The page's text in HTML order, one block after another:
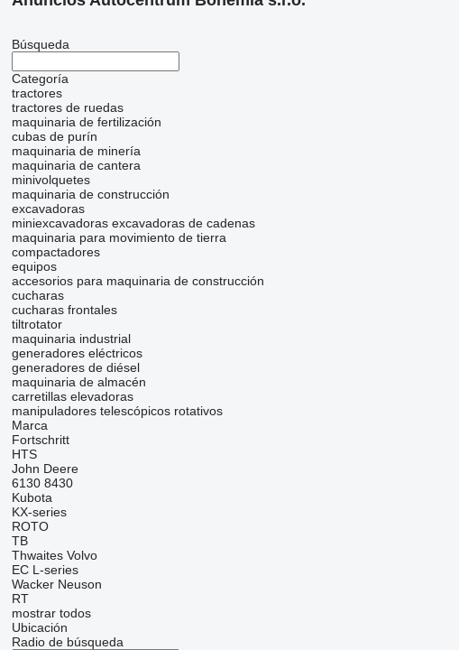
Búsqueda
Categoría
tractores
tractores de ruedas
maquinaria de fertilización
cubas de purín
maquinaria de minería
maquinaria de cantera
minivolquetes
maquinaria de construcción
excavadoras
miniexcavadoras excavadoras de cadenas
maquinaria para movimiento de tierra
compactadores
equipos
accesorios para maquinaria de construcción
cucharas
cucharas frontales
tiltrotator
maquinaria industrial
generadores eléctricos
generadores de diésel
maquinaria de almacén
carretillas elevadoras
manipuladores telescópicos rotativos
Marca
Fortschritt
HTS
John Deere
6130 8430
Kubota
KX-series
ROTO
TB
Thwaites Volvo
EC L-series
Wacker Neuson
RT
mostrar todos
Ubicación
Radio de búsqueda